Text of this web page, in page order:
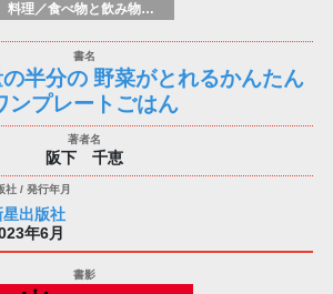
料理／食べ物と飲み物／食に関する記述
半分の 野菜がとれるかんたん
ンプレートごはん
阪下 千恵
星出版社
年6月